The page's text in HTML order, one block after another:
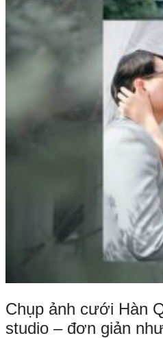
Chụp ảnh cưới Hàn
studio – đơn giản